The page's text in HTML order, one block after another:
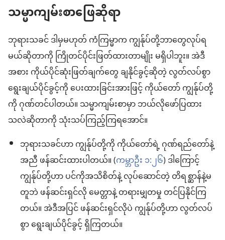
သမ္မာကျမ်းစာဖြေဆိုရာ
ဘုရားသခင် ဒါမှမဟုတ် ကံကြမ္မာက ကျွန်ုပ်တို့ဘာတွေလုပ်ရ
မယ်ဆိုတာကို ကြိုတင်ပိုင်းဖြတ်ထားတာမျိုး မရှိပါဘူး။ အဲဒီ
အစား ကိုယ်ပိုင်ဆုံးဖြတ်ချက်တွေ ချနိုင်ခွင့်ဆိုတဲ့ လွတ်လပ်စွာ
ရွေးချယ်ပိုင်ခွင့်ကို ပေးထားခြင်းအားဖြင့် ကိုယ်တော် ကျွန်ုပ်တို့
ကို ဂုဏ်တင်ပါတယ်။ သမ္မာကျမ်းစာမှာ ဘယ်လိုဖော်ပြထား
သလဲဆိုတာကို သုံးသပ်ကြည့်ကြရအောင်။
ဘုရားသခင်ဟာ ကျွန်ုပ်တို့ကို ကိုယ်တော်ရဲ့ ဂုဏ်ရည်တော်နဲ့
အညီ ဖန်ဆင်းထားပါတယ်။ (ကမ္ဘာဦး ၁:၂၆) ဒါကြောင့်
ကျွန်ုပ်တို့ဟာ ပင်ကိုအသိစိတ်နဲ့ လုပ်ဆောင်တဲ့ တိရစ္ဆာန်နဲ့မ
တူဘဲ ဖန်ဆင်းရှင်လို မေတ္တာနဲ့ တရားမျှတမှု တင်ပြနိုင်ကြ
တယ်။ အဲဒီအပြင် ဖန်ဆင်းရှင်လိုပဲ ကျွန်ုပ်တို့ဟာ လွတ်လပ်
စွာ ရွေးချယ်ပိုင်ခွင့် ရှိကြတယ်။